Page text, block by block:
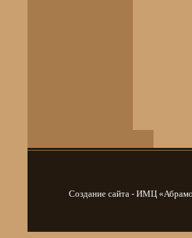
Создание сайта - ИМЦ